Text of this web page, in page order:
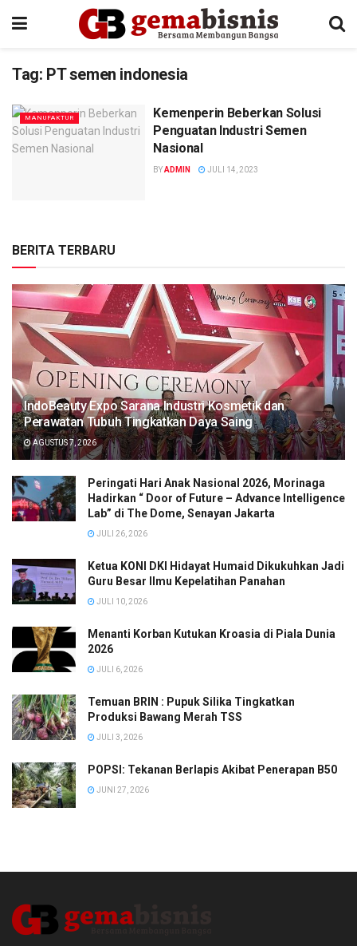
Tag: PT semen indonesia
MANUFAKTUR
Kemenperin Beberkan Solusi
Penguatan Industri Semen
Nasional
BYADMIN JULI 14, 2023
BERITA TERBARU
IndoBeauty Expo Sarana Industri Kosmetik dan
Perawatan Tubuh Tingkatkan Daya Saing
AGUSTUS 7, 2026
Peringati Hari Anak Nasional 2026, Morinaga
Hadirkan “ Door of Future – Advance Intelligence
Lab” di The Dome, Senayan Jakarta
JULI 26, 2026
Ketua KONI DKI Hidayat Humaid Dikukuhkan Jadi
Guru Besar Ilmu Kepelatihan Panahan
JULI 10, 2026
Menanti Korban Kutukan Kroasia di Piala Dunia
2026
JULI 6, 2026
Temuan BRIN : Pupuk Silika Tingkatkan
Produksi Bawang Merah TSS
JULI 3, 2026
POPSI: Tekanan Berlapis Akibat Penerapan B50
JUNI 27, 2026